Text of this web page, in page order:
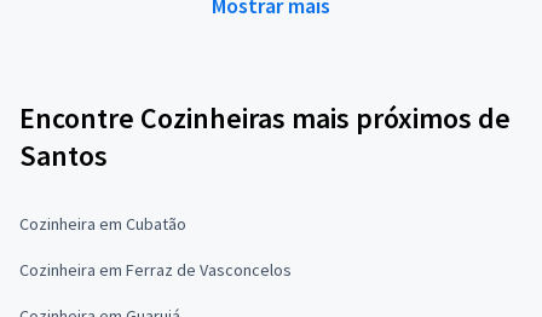
Encontre Cozinheiras mais próximos de
Santos
Cozinheira em Cubatão
Cozinheira em Ferraz de Vasconcelos